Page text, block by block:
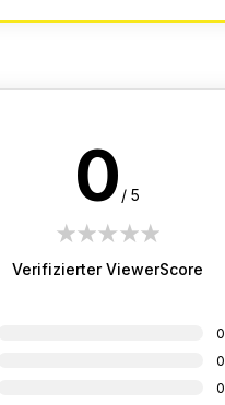
0 / 5
4 stars
3 stars
2 stars
1 star
Verifizierter ViewerScore
0
0
0